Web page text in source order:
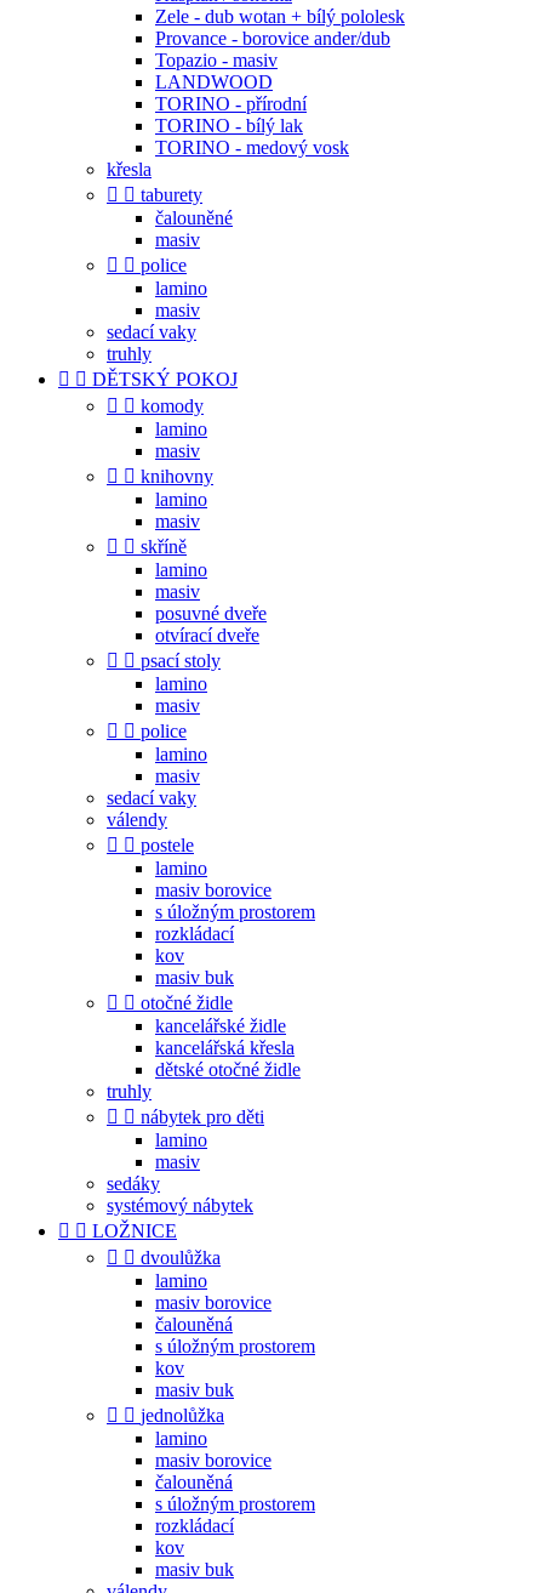
Zele - dub wotan + bílý pololesk
Provance - borovice ander/dub
Topazio - masiv
LANDWOOD
TORINO - přírodní
TORINO - bílý lak
TORINO - medový vosk
křesla
  taburety
čalouněné
masiv
  police
lamino
masiv
sedací vaky
truhly
  DĚTSKÝ POKOJ
  komody
lamino
masiv
  knihovny
lamino
masiv
  skříně
lamino
masiv
posuvné dveře
otvírací dveře
  psací stoly
lamino
masiv
  police
lamino
masiv
sedací vaky
válendy
  postele
lamino
masiv borovice
s úložným prostorem
rozkládací
kov
masiv buk
  otočné židle
kancelářské židle
kancelářská křesla
dětské otočné židle
truhly
  nábytek pro děti
lamino
masiv
sedáky
systémový nábytek
  LOŽNICE
  dvoulůžka
lamino
masiv borovice
čalouněná
s úložným prostorem
kov
masiv buk
  jednolůžka
lamino
masiv borovice
čalouněná
s úložným prostorem
rozkládací
kov
masiv buk